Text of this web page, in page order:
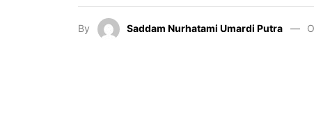
By Saddam Nurhatami Umardi Putra